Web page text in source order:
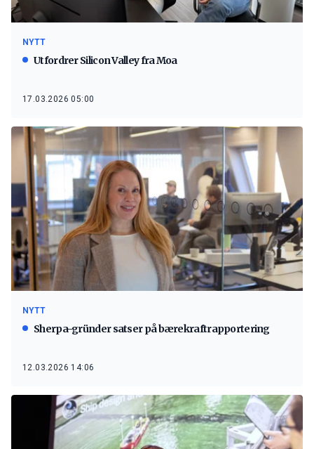
NYTT
Utfordrer Silicon Valley fra Moa
17.03.2026 05:00
NYTT
Sherpa-gründer satser på bærekraftrapportering
12.03.2026 14:06